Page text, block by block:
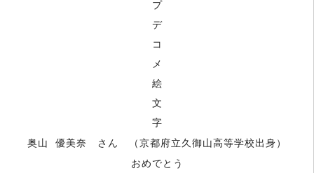
奥山 優美奈 さん （京都府立久御山高等学校出身）
おめでとう